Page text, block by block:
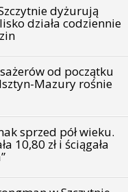
dyżurują
działa codziennie
od początku
Mazury rośnie
sprzed pół wieku.
10,80 zł i ściągała